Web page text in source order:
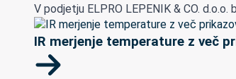
V podjetju ELPRO LEPENIK & CO.
IR merjenje temperature z več